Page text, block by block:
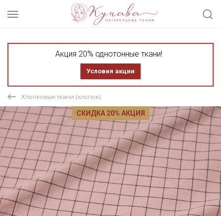
Акция 20% однотонные ткани!
Условия акции
Хлопковые ткани (хлопок)
СКИДКА 20% АКЦИЯ